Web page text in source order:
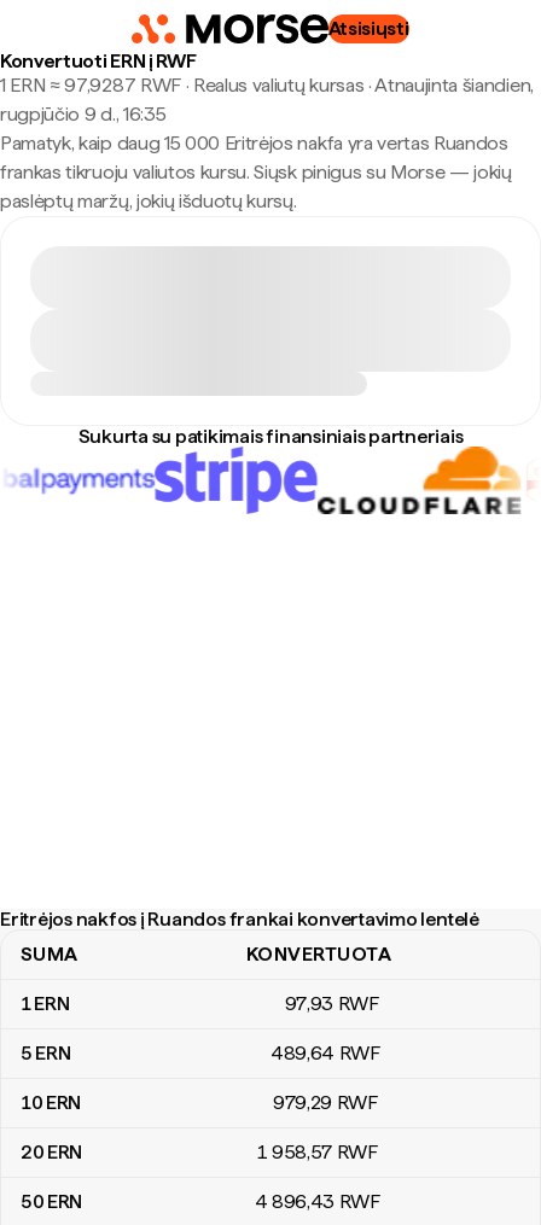
Atsisiųsti
Konvertuoti ERN į RWF
1 ERN ≈ 97,9287 RWF · Realus valiutų kursas ·Atnaujinta šiandien,
rugpjūčio 9 d., 16:35
Pamatyk, kaip daug 15 000 Eritrėjos nakfa yra vertas Ruandos
frankas tikruoju valiutos kursu. Siųsk pinigus su Morse — jokių
paslėptų maržų, jokių išduotų kursų.
Sukurta su patikimais finansiniais partneriais
Eritrėjos nakfos į Ruandos frankai konvertavimo lentelė
Eritrėjos nakfos į Ruandos frankai konvertavimo lentelė
SUMA KONVERTUOTA
1ERN 97,93 RWF
5 ERN 489,64 RWF
10 ERN 979,29 RWF
20 ERN 1 958,57 RWF
50 ERN 4 896,43 RWF